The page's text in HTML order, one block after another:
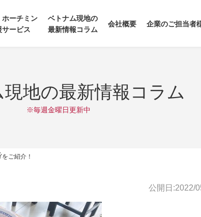
ーチミン
ービス
ベトナム現地の
最新情報コラム
会社概要 企業のご担当者
地の最新情報コラム
※毎週金曜日更新中
ご紹介！
公開日:2022/